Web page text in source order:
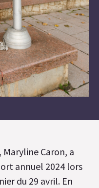
Maryline Caron, a
annuel 2024 lors
du 29 avril. En